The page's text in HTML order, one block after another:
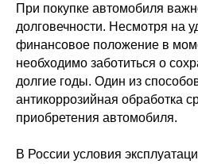
При покупке автомобиля
долговечности. Несмотря на
финансовое положение в
необходимо заботиться о
долгие годы. Один из
антикоррозийная обработка
приобретения автомобиля.
В России условия